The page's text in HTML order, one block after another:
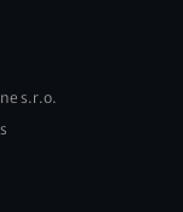
s.r.o.